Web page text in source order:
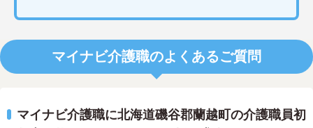
マイナビ介護職のよくあるご質問
マイナビ介護職に北海道磯谷郡蘭越町の介護職員初